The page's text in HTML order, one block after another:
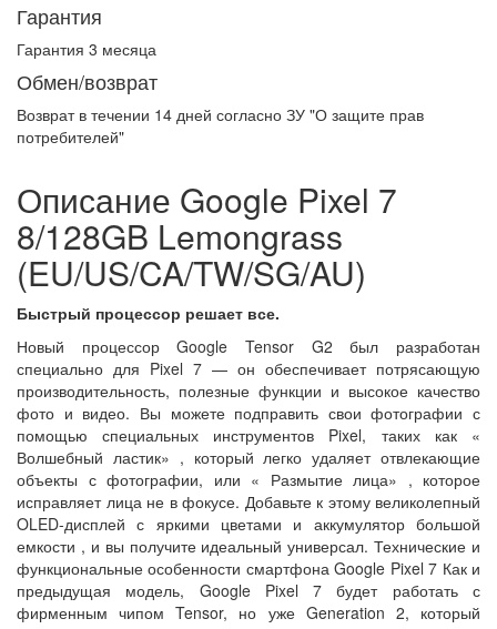
Гарантия
Гарантия 3 месяца
Обмен/возврат
Возврат в течении 14 дней согласно ЗУ "О защите прав
потребителей"
Описание Google Pixel 7
8/128GB Lemongrass
(EU/US/CA/TW/SG/AU)
Быстрый процессор решает все.
Новый процессор Google Tensor G2 был разработан
специально для Pixel 7 — он обеспечивает потрясающую
производительность, полезные функции и высокое качество
фото и видео. Вы можете подправить свои фотографии с
помощью специальных инструментов Pixel, таких как «
Волшебный ластик» , который легко удаляет отвлекающие
объекты с фотографии, или « Размытие лица» , которое
исправляет лица не в фокусе. Добавьте к этому великолепный
OLED-дисплей с яркими цветами и аккумулятор большой
емкости , и вы получите идеальный универсал. Технические и
функциональные особенности смартфона Google Pixel 7 Как и
предыдущая модель, Google Pixel 7 будет работать с
фирменным чипом Tensor, но уже Generation 2, который